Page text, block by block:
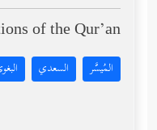
of the Qur’an:
المُيسَّر السعدي